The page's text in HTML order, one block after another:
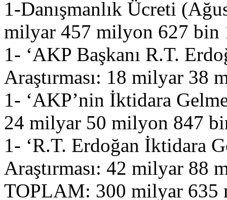
1-Danışmanlık Ücreti
milyar 457 milyon 627 bin
1- ‘AKP Başkanı R.T.
Araştırması: 18 milyar 38
1- ‘AKP’nin İktidara
24 milyar 50 milyon 847
1- ‘R.T. Erdoğan İktidara
Araştırması: 42 milyar 88
TOPLAM: 300 milyar 635